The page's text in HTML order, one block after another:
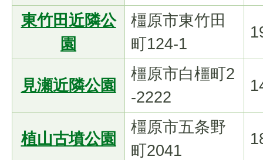
東竹田近隣公
園
橿原市東竹田
町124-1
見瀬近隣公園
橿原市白橿町2
-2222
植山古墳公園
橿原市五条野
町2041